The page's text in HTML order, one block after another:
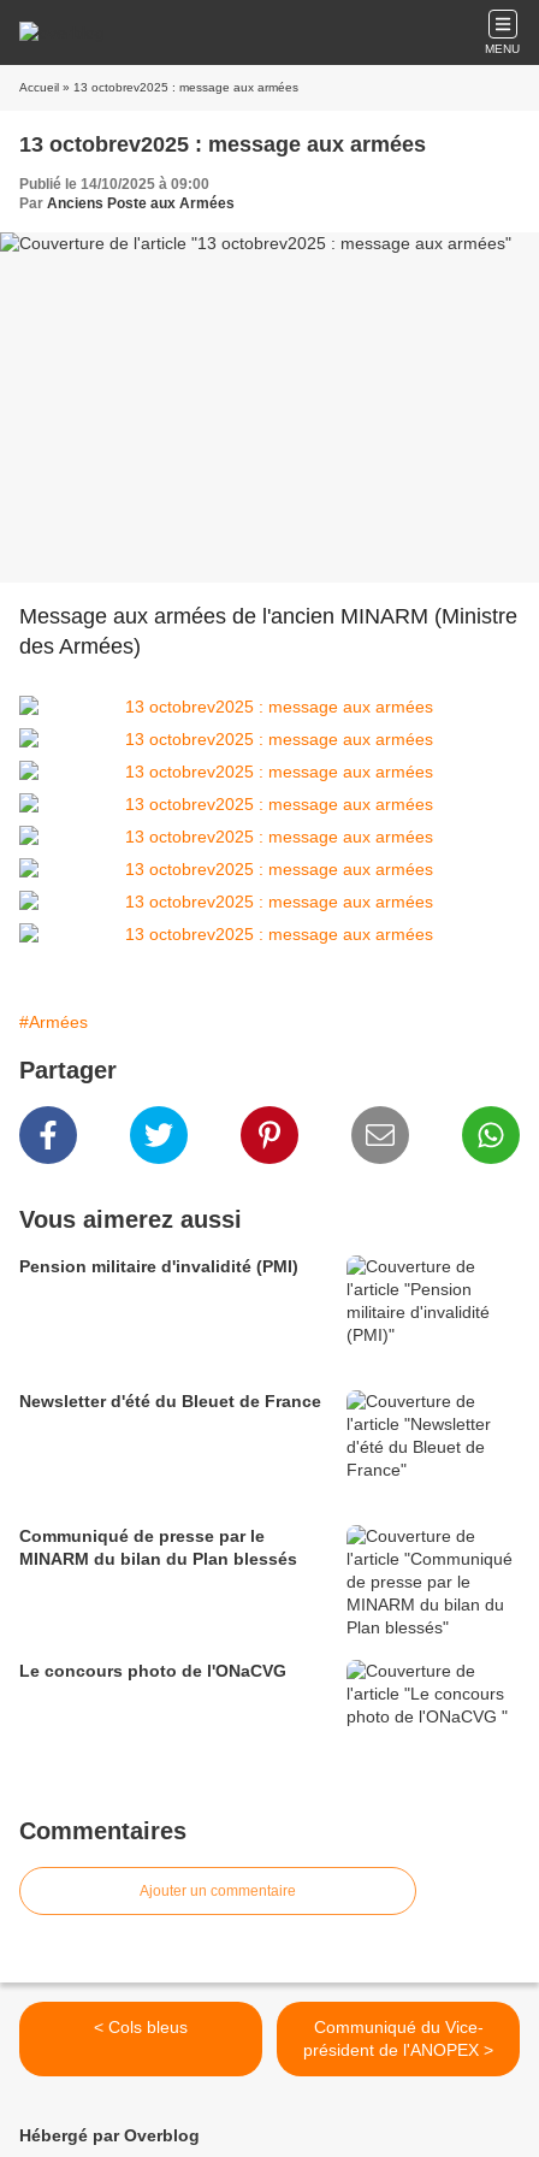
MENU
Accueil » 13 octobrev2025 : message aux armées
13 octobrev2025 : message aux armées
Publié le 14/10/2025 à 09:00
Par Anciens Poste aux Armées
Message aux armées de l'ancien MINARM (Ministre
des Armées)
#Armées
Partager
Vous aimerez aussi
Pension militaire d'invalidité (PMI)
Newsletter d'été du Bleuet de France
Communiqué de presse par le
MINARM du bilan du Plan blessés
Le concours photo de l'ONaCVG
Commentaires
Ajouter un commentaire
< Cols bleus
Communiqué du Vice-
président de l'ANOPEX >
Hébergé par Overblog